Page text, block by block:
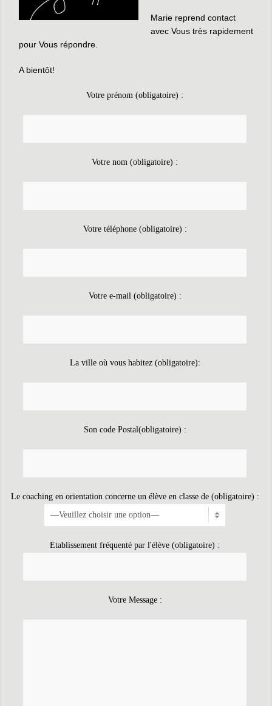
Marie reprend contact
avec Vous très rapidement
pour Vous répondre.
A bientôt!
Votre prénom (obligatoire) :
Votre nom (obligatoire) :
Votre téléphone (obligatoire) :
Votre e-mail (obligatoire) :
La ville où vous habitez (obligatoire):
Son code Postal(obligatoire) :
Le coaching en orientation concerne un élève en classe de (obligatoire) :
Etablissement fréquenté par l'élève (obligatoire) :
Votre Message :